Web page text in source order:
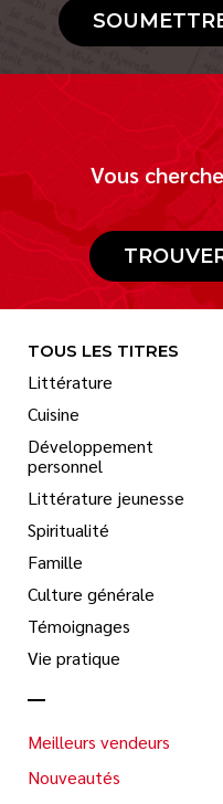
Vous
TOUS LES TITRES
Littérature
Cuisine
Développement
personnel
Littérature jeunesse
Spiritualité
Famille
Culture générale
Témoignages
Vie pratique
Meilleurs vendeurs
Nouveautés